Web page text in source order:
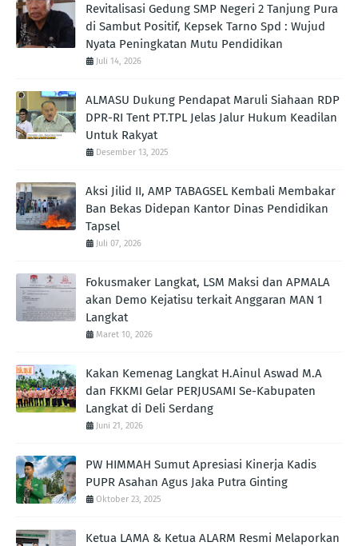
Revitalisasi Gedung SMP Negeri 2 Tanjung Pura
di Sambut Positif, Kepsek Tarno Spd : Wujud
Nyata Peningkatan Mutu Pendidikan
Juli 14, 2026
ALMASU Dukung Pendapat Maruli Siahaan RDP
DPR-RI Tent PT.TPL Jelas Jalur Hukum Keadilan
Untuk Rakyat
Desember 13, 2025
Aksi Jilid II, AMP TABAGSEL Kembali Membakar
Ban Bekas Didepan Kantor Dinas Pendidikan
Tapsel
Juli 07, 2026
Fokusmaker Langkat, LSM Maksi dan APMALA
akan Demo Kejatisu terkait Anggaran MAN 1
Langkat
Maret 10, 2026
Kakan Kemenag Langkat H.Ainul Aswad M.A
dan FKKMI Gelar PERJUSAMI Se-Kabupaten
Langkat di Deli Serdang
Juni 21, 2026
PW HIMMAH Sumut Apresiasi Kinerja Kadis
PUPR Asahan Agus Jaka Putra Ginting ‎
Oktober 23, 2025
Ketua LAMA & Ketua ALARM Resmi Melaporkan